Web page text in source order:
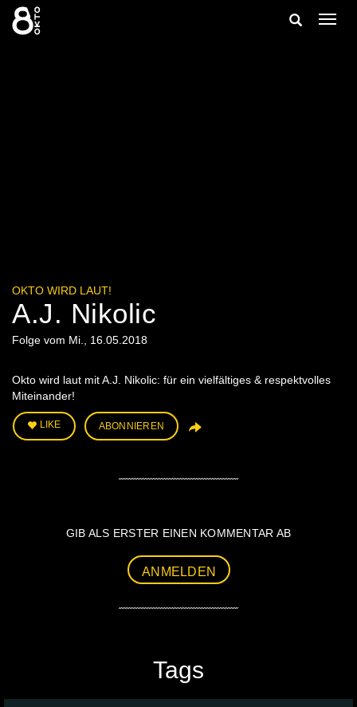
Zum
Inhalt
springen
Suche
OKTO WIRD LAUT!
A.J. Nikolic
Folge vom Mi., 16.05.2018
Okto wird laut mit A.J. Nikolic: für ein vielfältiges & respektvolles
Miteinander!
LIKE ABONNIEREN
GIB ALS ERSTER EINEN KOMMENTAR AB
ANMELDEN
Tags